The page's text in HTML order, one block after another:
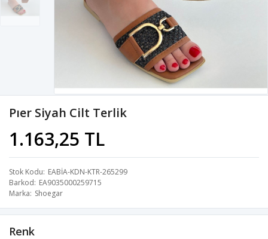
Pıer Siyah Cilt Terlik
1.163,25 TL
Stok Kodu EABİA-KDN-KTR-265299
Barkod EA9035000259715
Marka Shoegar
Renk